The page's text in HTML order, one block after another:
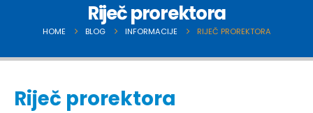
Riječ prorektora
HOME BLOG INFORMACIJE RIJEČ PROREKTORA
Riječ prorektora